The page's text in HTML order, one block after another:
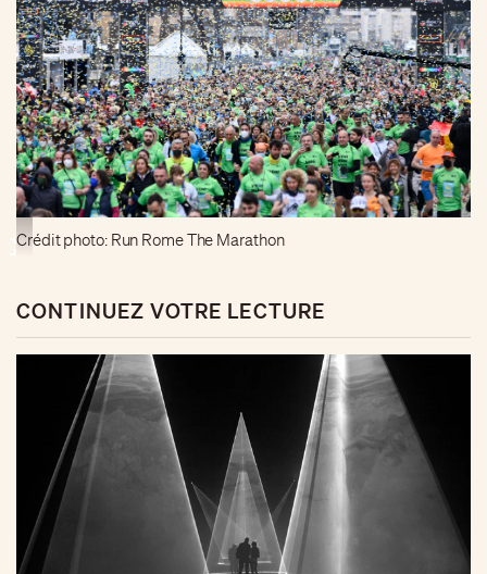
Crédit photo: Run Rome The Marathon
CONTINUEZ VOTRE LECTURE